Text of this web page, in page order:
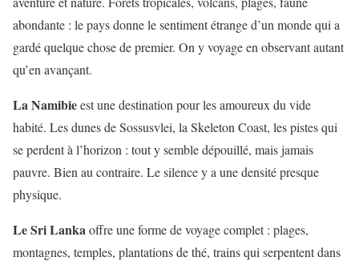
abondante : le pays donne le sentiment étrange d’un monde qui a
gardé quelque chose de premier. On y voyage en observant autant
qu’en avançant.
La Namibieest une destination pour les amoureux du vide
habité. Les dunes de Sossusvlei, la Skeleton Coast, les pistes qui
se perdent à l’horizon : tout y semble dépouillé, mais jamais
pauvre. Bien au contraire. Le silence y a une densité presque
physique.
Le Sri Lankaoffre une forme de voyage complet : plages,
montagnes, temples, plantations de thé, trains qui serpentent dans